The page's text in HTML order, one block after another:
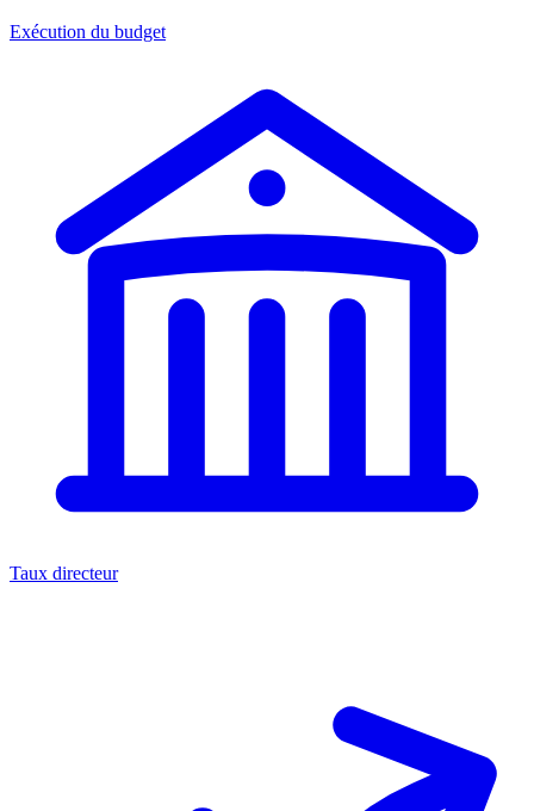
Exécution du budget
Taux directeur